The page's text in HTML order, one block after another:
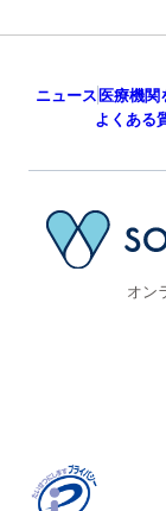
ニュース医療機関
よくある
オン